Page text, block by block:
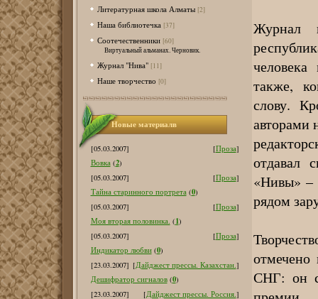
Литературная школа Алматы [2]
Наша библиотечка [37]
Соотечественники [60]
Виртуальный альманах. Черновик.
Журнал "Нива" [11]
Наше творчество [0]
Новые материалв
[05.03.2007] [Проза]
Вовка (2)
[05.03.2007]
[Проза]
Тайна старинного портрета (0)
[05.03.2007]
[Проза]
Моя вторая половинка. (1)
[05.03.2007]
[Проза]
Индикатор любви (0)
[23.03.2007] [Дайджест прессы. Казахстан.]
Дешифратор сигналов (0)
[23.03.2007]
[Дайджест прессы. Россия.]
Журнал
человека
также,
слову.
авторами
отдавал
«Нивы» –
рядом
отмечено
СНГ: он